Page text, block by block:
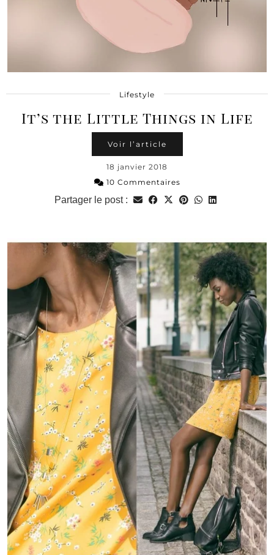
Lifestyle
It’s the Little Things in Life
Voir l’article
18 janvier 2018
10 Commentaires
Partager le post :